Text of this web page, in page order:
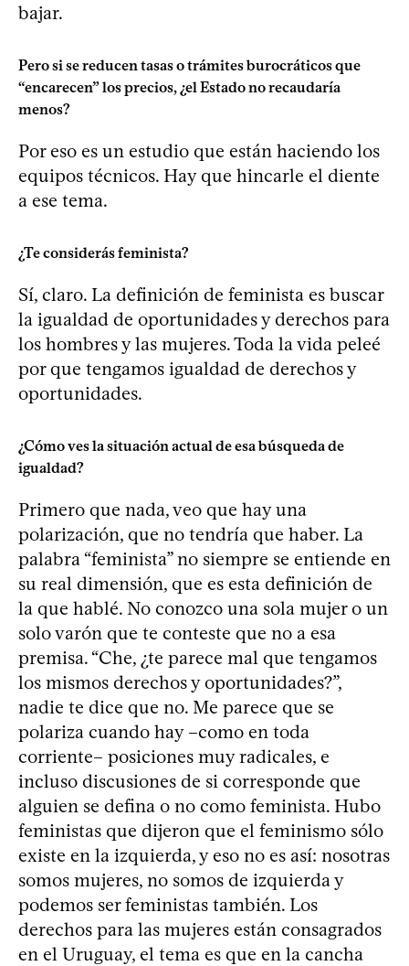
bajar.
Pero si se reducen tasas o trámites burocráticos que
“encarecen” los precios, ¿el Estado no recaudaría
menos?
Por eso es un estudio que están haciendo los
equipos técnicos. Hay que hincarle el diente
a ese tema.
¿Te considerás feminista?
Sí, claro. La definición de feminista es buscar
la igualdad de oportunidades y derechos para
los hombres y las mujeres. Toda la vida peleé
por que tengamos igualdad de derechos y
oportunidades.
¿Cómo ves la situación actual de esa búsqueda de
igualdad?
Primero que nada, veo que hay una
polarización, que no tendría que haber. La
palabra “feminista” no siempre se entiende en
su real dimensión, que es esta definición de
la que hablé. No conozco una sola mujer o un
solo varón que te conteste que no a esa
premisa. “Che, ¿te parece mal que tengamos
los mismos derechos y oportunidades?”,
nadie te dice que no. Me parece que se
polariza cuando hay –como en toda
corriente– posiciones muy radicales, e
incluso discusiones de si corresponde que
alguien se defina o no como feminista. Hubo
feministas que dijeron que el feminismo sólo
existe en la izquierda, y eso no es así: nosotras
somos mujeres, no somos de izquierda y
podemos ser feministas también. Los
derechos para las mujeres están consagrados
en el Uruguay, el tema es que en la cancha